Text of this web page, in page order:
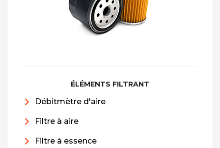
ÉLÉMENTS FILTRANT
Débitmètre d'aire
Filtre à aire
Filtre à essence